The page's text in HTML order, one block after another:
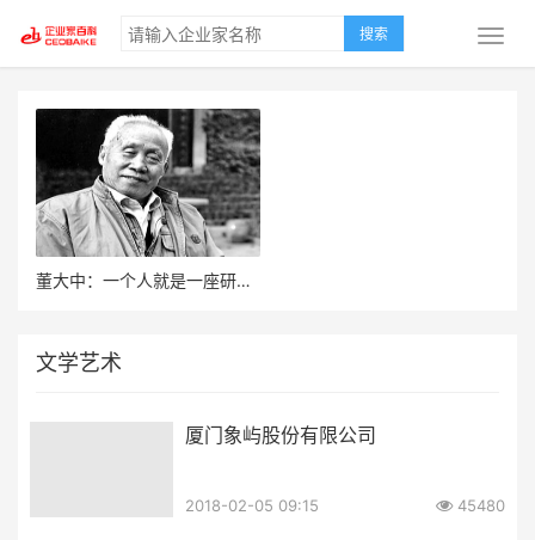
搜索
董大中：一个人就是一座研究所
文学艺术
厦门象屿股份有限公司
2018-02-05 09:15 45480